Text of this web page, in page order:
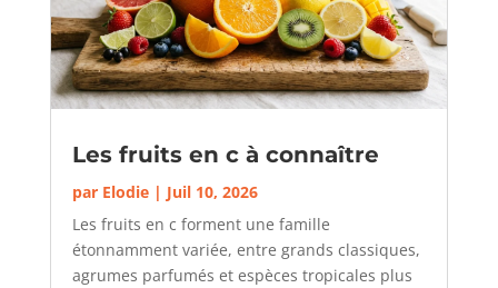
Les fruits en c à connaître
par Elodie| Juil 10, 2026
Les fruits en c forment une famille
étonnamment variée, entre grands classiques,
agrumes parfumés et espèces tropicales plus